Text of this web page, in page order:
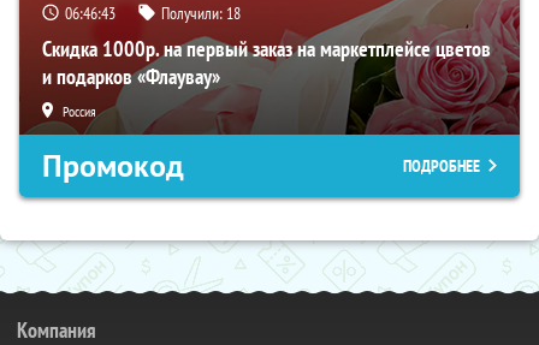
06:46:42 Получили: 18
Скидка 1000р. на первый заказ на маркетплейсе цветов
и подарков «Флаувау»
Россия
Промокод ПОДРОБНЕЕ
Компания